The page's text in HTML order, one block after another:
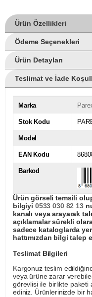
Ürün Özellikleri
Ödeme Seçenekleri
Ürün Detayları
Teslimat ve İade
Marka
Stok Kodu
Model
EAN Kodu
Barkod
Ürün görseli temsili
bilgiyi 0533 030 82 13
kanalı veya arayarak
açıklamalar sürekli
sadece kataloglarda
hattımızdan bilgi talep
Teslimat Bilgileri
Kargonuz teslim
veya ürüne zarar
görevlisi ile birlikte
ediniz. Ürünlerinizde bir